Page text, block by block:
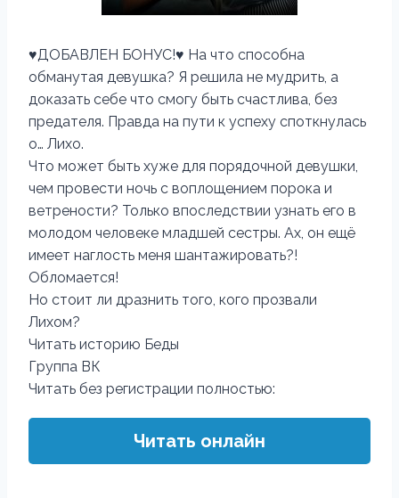
♥️ДОБАВЛЕН БОНУС!♥️ На что способна
обманутая девушка? Я решила не мудрить, а
доказать себе что смогу быть счастлива, без
предателя. Правда на пути к успеху споткнулась
о… Лихо.
Что может быть хуже для порядочной девушки,
чем провести ночь с воплощением порока и
ветрености? Только впоследствии узнать его в
молодом человеке младшей сестры. Ах, он ещё
имеет наглость меня шантажировать?!
Обломается!
Но стоит ли дразнить того, кого прозвали
Лихом?
Читать историю Беды
Группа ВК
Читать без регистрации полностью:
Читать онлайн